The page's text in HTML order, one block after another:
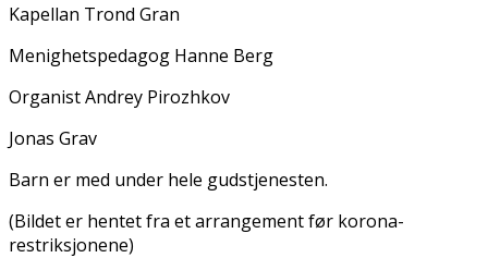
Kapellan Trond Gran
Menighetspedagog Hanne Berg
Organist Andrey Pirozhkov
Jonas Grav
Barn er med under hele gudstjenesten.
(Bildet er hentet fra et arrangement før korona-
restriksjonene)